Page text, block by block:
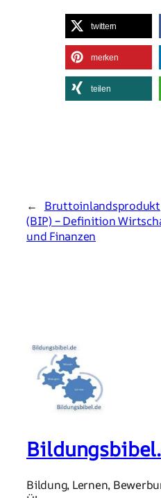
twittern
merken
teilen
←
Bruttoinlandsprodukt
(BIP) – Definition
und Finanzen
Bildung, Lernen,